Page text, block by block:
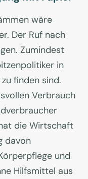
wäre
Der Ruf nach
Zumindest
in
finden sind.
Verbrauch
die Wirtschaft
davon
und
Hilfsmittel aus